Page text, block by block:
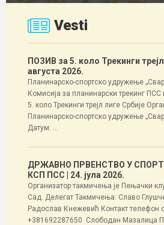
Vesti
ПОЗИВ за 5. коло Трекинги
августа 2026.
Планинарско-спортско удружење
Комисија за планинарски трекинг ПСС
5. коло Трекинги трејл лиге Србије
Планинарско-спортско удружење
Датум: ...
ДРЖАВНО ПРВЕНСТВО У
КСП ПСС
| 24. јула 2026.
Организатор такмичења је Пењачки
Сад. Делегат Такмичења: Славо
Радослав Кнежевић Контакт телефон
+381692287650 Слободан